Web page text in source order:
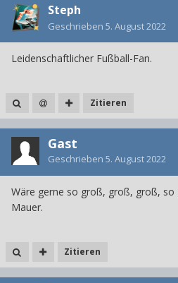
Steph
Geschrieben 5. August 2022
Leidenschaftlicher Fußball-Fan.
Zitieren
Gast
Geschrieben 5. August 2022
Wäre gerne so groß, groß, groß,
Mauer.
Zitieren